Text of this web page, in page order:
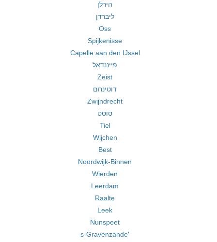
הירלן
ליברדן
Oss
Spijkenisse
Capelle aan den IJssel
פייננדאל
Zeist
דוטינחם
Zwijndrecht
סוסט
Tiel
Wijchen
Best
Noordwijk-Binnen
Wierden
Leerdam
Raalte
Leek
Nunspeet
's-Gravenzande